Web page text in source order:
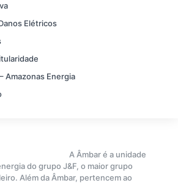
Elétricos
Amazonas Energia
A Âmbar é a unidade
do grupo J&F, o maior grupo
Além da Âmbar, pertencem ao